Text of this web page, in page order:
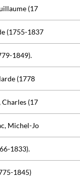
(17
(1755-1837
1849).
(1778
(17
Michel-Jo
1833).
1845)